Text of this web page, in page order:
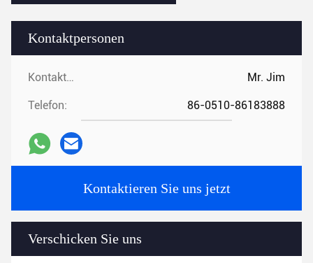
Kontaktpersonen
Kontaktpersonen: Mr. Jim
Telefon: 86-0510-86183888
Kontaktieren Sie uns jetzt
Verschicken Sie uns